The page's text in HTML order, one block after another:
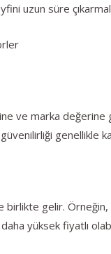
uzun süre
ve marka
gelir.
yüksek fiyatlı